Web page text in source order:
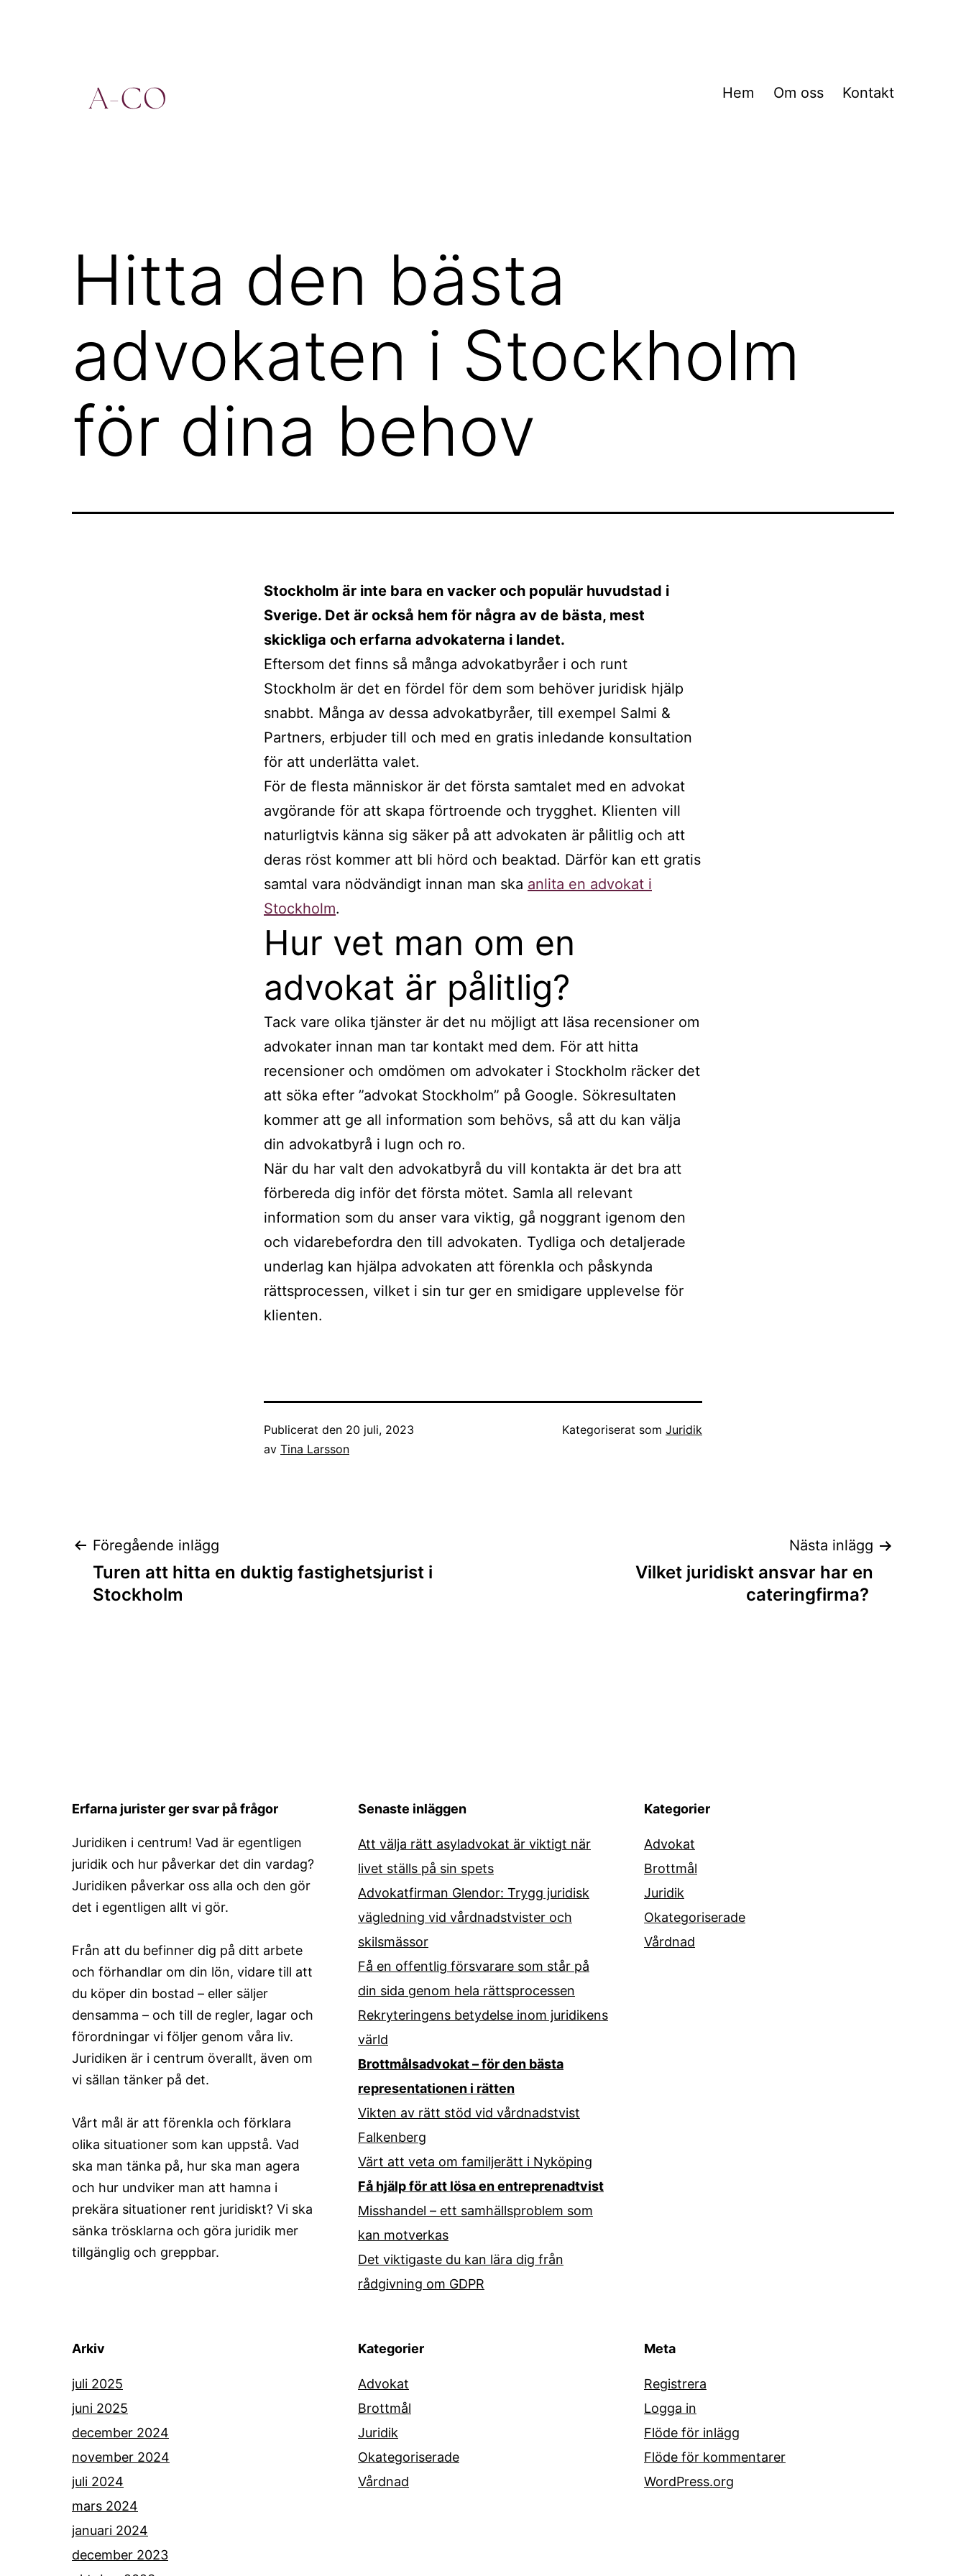
Hem Om oss Kontakt
Hitta den bästa
advokaten i Stockholm
för dina behov
Stockholm är inte bara en vacker och populär huvudstad i
Sverige. Det är också hem för några av de bästa, mest
skickliga och erfarna advokaterna i landet.
Eftersom det finns så många advokatbyråer i och runt
Stockholm är det en fördel för dem som behöver juridisk hjälp
snabbt. Många av dessa advokatbyråer, till exempel Salmi &
Partners, erbjuder till och med en gratis inledande konsultation
för att underlätta valet.
För de flesta människor är det första samtalet med en advokat
avgörande för att skapa förtroende och trygghet. Klienten vill
naturligtvis känna sig säker på att advokaten är pålitlig och att
deras röst kommer att bli hörd och beaktad. Därför kan ett gratis
samtal vara nödvändigt innan man ska anlita en advokat i
Stockholm.
Hur vet man om en
advokat är pålitlig?
Tack vare olika tjänster är det nu möjligt att läsa recensioner om
advokater innan man tar kontakt med dem. För att hitta
recensioner och omdömen om advokater i Stockholm räcker det
att söka efter ”advokat Stockholm” på Google. Sökresultaten
kommer att ge all information som behövs, så att du kan välja
din advokatbyrå i lugn och ro.
När du har valt den advokatbyrå du vill kontakta är det bra att
förbereda dig inför det första mötet. Samla all relevant
information som du anser vara viktig, gå noggrant igenom den
och vidarebefordra den till advokaten. Tydliga och detaljerade
underlag kan hjälpa advokaten att förenkla och påskynda
rättsprocessen, vilket i sin tur ger en smidigare upplevelse för
klienten.
Publicerat den 20 juli, 2023
av Tina Larsson
Kategoriserat som Juridik
Inläggsnavigering
Föregående inlägg
Turen att hitta en duktig fastighetsjurist i
Stockholm
Nästa inlägg
Vilket juridiskt ansvar har en
cateringfirma?
Erfarna jurister ger svar på frågor
Juridiken i centrum! Vad är egentligen
juridik och hur påverkar det din vardag?
Juridiken påverkar oss alla och den gör
det i egentligen allt vi gör.
Från att du befinner dig på ditt arbete
och förhandlar om din lön, vidare till att
du köper din bostad – eller säljer
densamma – och till de regler, lagar och
förordningar vi följer genom våra liv.
Juridiken är i centrum överallt, även om
vi sällan tänker på det.
Vårt mål är att förenkla och förklara
olika situationer som kan uppstå. Vad
ska man tänka på, hur ska man agera
och hur undviker man att hamna i
prekära situationer rent juridiskt? Vi ska
sänka trösklarna och göra juridik mer
tillgänglig och greppbar.
Senaste inläggen
Att välja rätt asyladvokat är viktigt när
livet ställs på sin spets
Advokatfirman Glendor: Trygg juridisk
vägledning vid vårdnadstvister och
skilsmässor
Få en offentlig försvarare som står på
din sida genom hela rättsprocessen
Rekryteringens betydelse inom juridikens
värld
Brottmålsadvokat – för den bästa
representationen i rätten
Vikten av rätt stöd vid vårdnadstvist
Falkenberg
Värt att veta om familjerätt i Nyköping
Få hjälp för att lösa en entreprenadtvist
Misshandel – ett samhällsproblem som
kan motverkas
Det viktigaste du kan lära dig från
rådgivning om GDPR
Kategorier
Advokat
Brottmål
Juridik
Okategoriserade
Vårdnad
Arkiv
juli 2025
juni 2025
december 2024
november 2024
juli 2024
mars 2024
januari 2024
december 2023
Kategorier
Advokat
Brottmål
Juridik
Okategoriserade
Vårdnad
Meta
Registrera
Logga in
Flöde för inlägg
Flöde för kommentarer
WordPress.org